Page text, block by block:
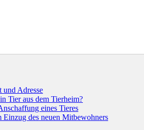
und Adresse
Tier aus dem Tierheim?
eines Tieres
Einzug des neuen Mitbewohners